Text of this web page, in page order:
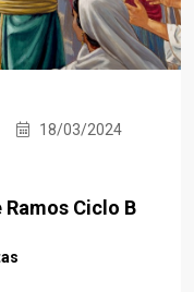
18/03/2024
Ciclo B